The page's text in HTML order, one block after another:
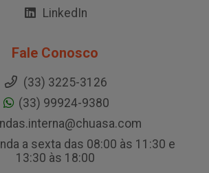
LinkedIn
Fale Conosco
(33) 3225-3126
(33) 99924-9380
a sexta das 08:00 às 11:30 e
13:30 às 18:00